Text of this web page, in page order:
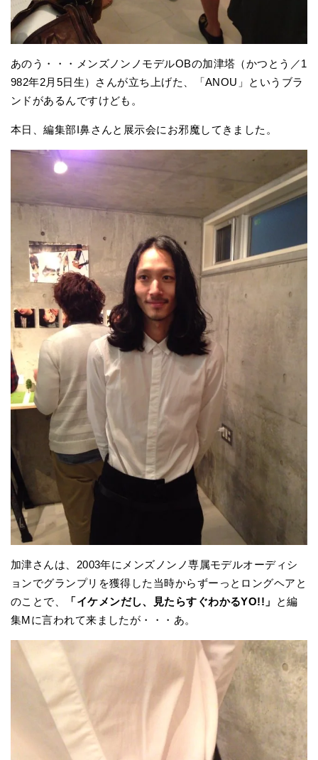
あのう・・・メンズノンノモデルOBの加津塔（かつとう／1
982年2月5日生）さんが立ち上げた、「ANOU」というブラ
ンドがあるんですけども。
本日、編集部I鼻さんと展示会にお邪魔してきました。
加津さんは、2003年にメンズノンノ専属モデルオーディシ
ョンでグランプリを獲得した当時からずーっとロングヘアと
のことで、
「イケメンだし、見たらすぐわかるYO!!」
と編
集Mに言われて来ましたが・・・あ。